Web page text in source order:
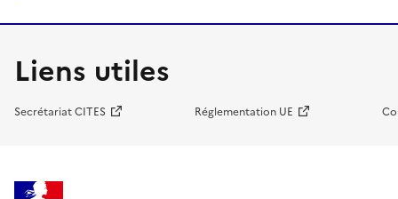
Liens utiles
Secrétariat CITES Réglementation UE